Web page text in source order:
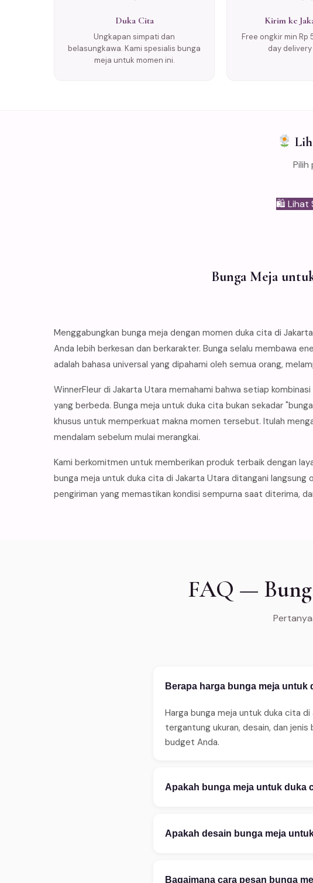
Duka Cita
Ungkapan simpati dan
belasungkawa. Kami spesialis bunga
meja untuk momen ini.
Kirim ke
Free ongkir min
day
🛍 Lihat
Bunga Meja
Menggabungkan bunga meja dengan momen duka cita di
Anda lebih berkesan dan berkarakter. Bunga selalu membawa
adalah bahasa universal yang dipahami oleh semua orang,
WinnerFleur di Jakarta Utara memahami bahwa setiap
yang berbeda. Bunga meja untuk duka cita bukan sekadar
khusus untuk memperkuat makna momen tersebut. Itulah
mendalam sebelum mulai merangkai.
Kami berkomitmen untuk memberikan produk terbaik dengan
bunga meja untuk duka cita di Jakarta Utara ditangani
pengiriman yang memastikan kondisi sempurna saat diterima,
FAQ —
Berapa harga bunga meja untuk
Harga bunga meja untuk duka cita
tergantung ukuran, desain, dan jenis
budget Anda.
Apakah bunga meja untuk duka
sebelum jam 14:00. Tersedia juga
Apakah desain bunga meja
aksesoris. Konsultasi desain gratis
Bagaimana cara pesan bunga